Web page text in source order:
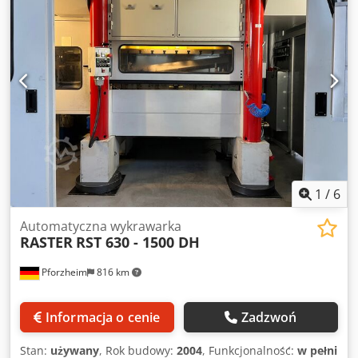
, szerokość stołu: 550 mm , siła nacisku: 50 t
wysokość szafy sterowniczej:
, długość szafy
sterowniczej:
1 800 mm, szerokość szafy sterowniczej:
, regulacja skoku:60 mm, odstęp między kolumnami:
1 290 mm , szerokość robocza:1 250 mm , odległość między
podporami bocznymi:260 mm, odległość między
stojakami:
1 690 mm 9 900 kg , siła
wykrawania: 50 t
, RASTER wykrawarka RST 500-1250 DH ez
kabiną dźwiękoszczelną i monitoringiem narzędzi
Crjdpeyyvgtjfx Al Nof Maszyna jest w dobrym stanie Liczba
skoków: 50 - 800 1/min Maszyna używana w systemie
jednozmianowym Możliwość obejrzenia maszyny pod
zasilaniem Cena na zapytanie
1 / 6
Pforzheim 816 km
Automatyczna wykrawarka
RASTER RST 630 - 1500 DH
Informacja o cenie Zadzwoń
Stan: używany, Rok budowy: 2004, Funkcjonalność: w pełni